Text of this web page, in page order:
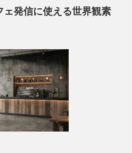
ェ発信に使える世界観素